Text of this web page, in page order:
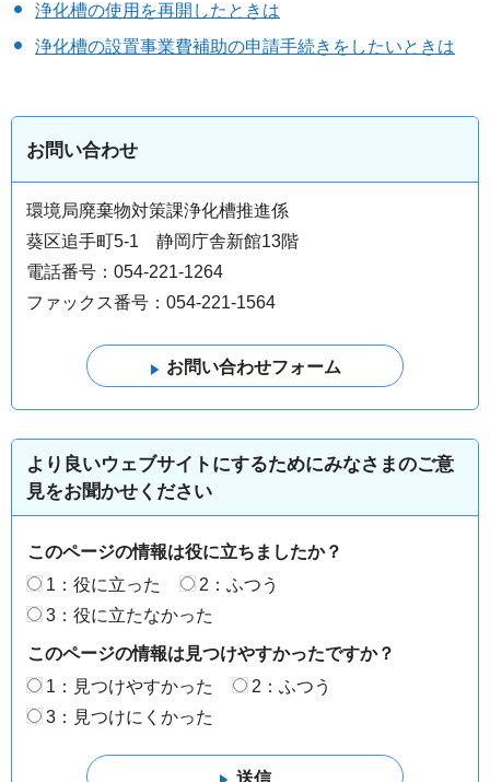
浄化槽の使用を再開したときは
浄化槽の設置事業費補助の申請手続きをしたいときは
お問い合わせ
環境局廃棄物対策課浄化槽推進係
葵区追手町5-1 静岡庁舎新館13階
電話番号：054-221-1264
ファックス番号：054-221-1564
より良いウェブサイトにするためにみなさまのご意
見をお聞かせください
このページの情報は役に立ちましたか？
1：役に立った
2：ふつう
3：役に立たなかった
このページの情報は見つけやすかったですか？
1：見つけやすかった
2：ふつう
3：見つけにくかった